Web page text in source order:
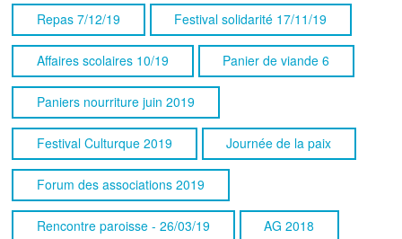
Repas 7/12/19 Festival solidarité 17/11/19
Affaires scolaires 10/19 Panier de viande 6
Paniers nourriture juin 2019
Festival Culturque 2019 Journée de la paix
Forum des associations 2019
Rencontre paroisse - 26/03/19 AG 2018